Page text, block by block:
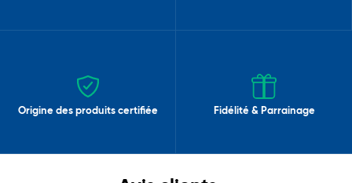
Origine des produits certifiée Fidélité & Parrainage